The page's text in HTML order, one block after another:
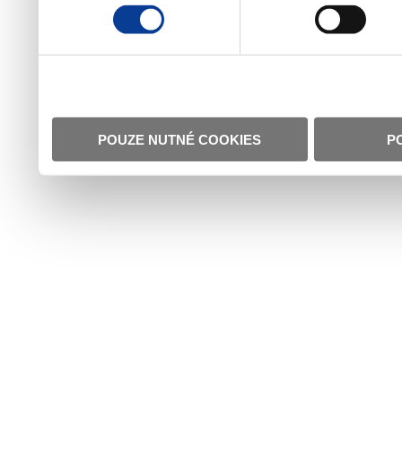
POUZE NUTNÉ COOKIES